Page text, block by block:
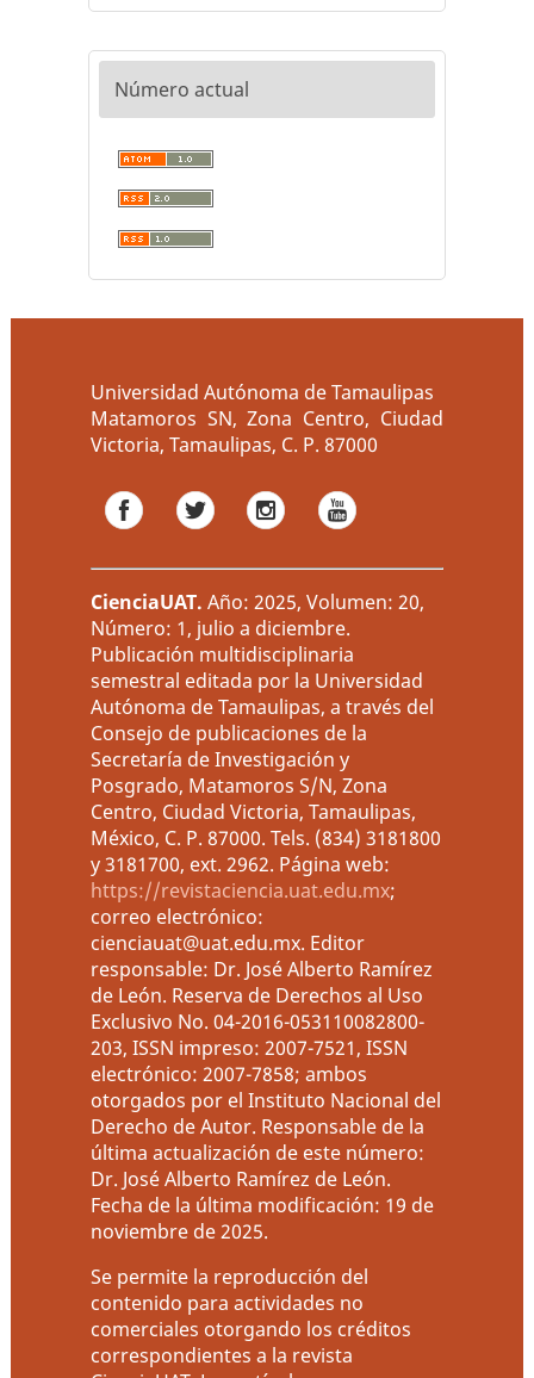
Número actual
Universidad Autónoma de Tamaulipas
Matamoros SN, Zona Centro, Ciudad
Victoria, Tamaulipas, C. P. 87000
CienciaUAT. Año: 2025, Volumen: 20,
Número: 1, julio a diciembre.
Publicación multidisciplinaria
semestral editada por la Universidad
Autónoma de Tamaulipas, a través del
Consejo de publicaciones de la
Secretaría de Investigación y
Posgrado, Matamoros S/N, Zona
Centro, Ciudad Victoria, Tamaulipas,
México, C. P. 87000. Tels. (834) 3181800
y 3181700, ext. 2962. Página web:
https://revistaciencia.uat.edu.mx;
correo electrónico:
cienciauat@uat.edu.mx. Editor
responsable: Dr. José Alberto Ramírez
de León. Reserva de Derechos al Uso
Exclusivo No. 04-2016-053110082800-
203, ISSN impreso: 2007-7521, ISSN
electrónico: 2007-7858; ambos
otorgados por el Instituto Nacional del
Derecho de Autor. Responsable de la
última actualización de este número:
Dr. José Alberto Ramírez de León.
Fecha de la última modificación: 19 de
noviembre de 2025.
Se permite la reproducción del
contenido para actividades no
comerciales otorgando los créditos
correspondientes a la revista